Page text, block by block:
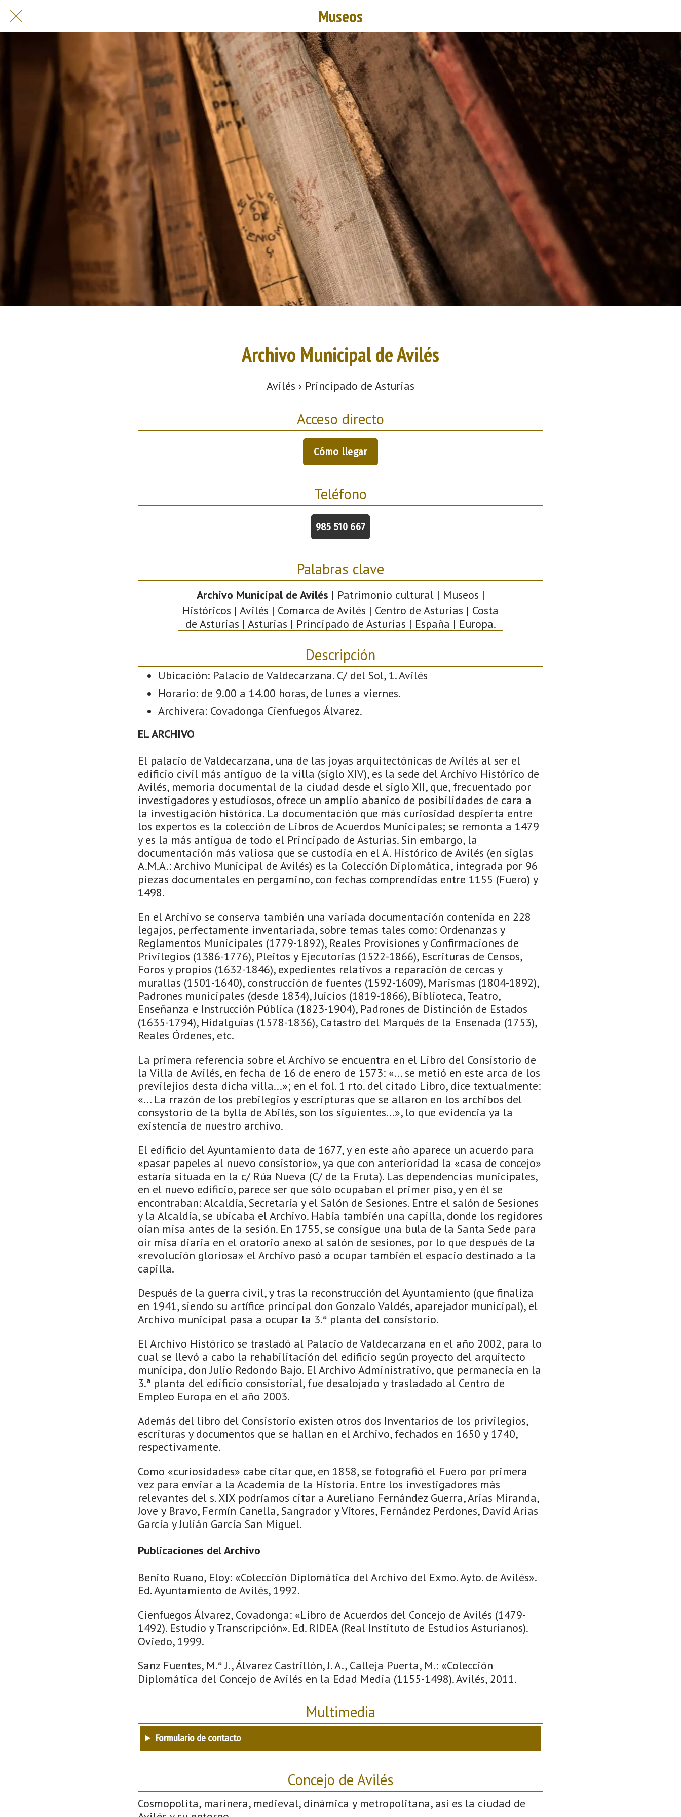
Museos
Archivo Municipal de Avilés
Avilés › Principado de Asturias
Acceso directo
Cómo llegar
Teléfono
985 510 667
Palabras clave
Archivo Municipal de Avilés | Patrimonio cultural | Museos |
Históricos | Avilés | Comarca de Avilés | Centro de Asturias | Costa
de Asturias | Asturias | Principado de Asturias | España | Europa.
Descripción
Ubicación: Palacio de Valdecarzana. C/ del Sol, 1. Avilés
Horario: de 9.00 a 14.00 horas, de lunes a viernes.
Archivera: Covadonga Cienfuegos Álvarez.
EL ARCHIVO
El palacio de Valdecarzana, una de las joyas arquitectónicas de Avilés al ser el
edificio civil más antiguo de la villa (siglo XIV), es la sede del Archivo Histórico de
Avilés, memoria documental de la ciudad desde el siglo XII, que, frecuentado por
investigadores y estudiosos, ofrece un amplio abanico de posibilidades de cara a
la investigación histórica. La documentación que más curiosidad despierta entre
los expertos es la colección de Libros de Acuerdos Municipales; se remonta a 1479
y es la más antigua de todo el Principado de Asturias. Sin embargo, la
documentación más valiosa que se custodia en el A. Histórico de Avilés (en siglas
A.M.A.: Archivo Municipal de Avilés) es la Colección Diplomática, integrada por 96
piezas documentales en pergamino, con fechas comprendidas entre 1155 (Fuero) y
1498.
En el Archivo se conserva también una variada documentación contenida en 228
legajos, perfectamente inventariada, sobre temas tales como: Ordenanzas y
Reglamentos Municipales (1779-1892), Reales Provisiones y Confirmaciones de
Privilegios (1386-1776), Pleitos y Ejecutorias (1522-1866), Escrituras de Censos,
Foros y propios (1632-1846), expedientes relativos a reparación de cercas y
murallas (1501-1640), construcción de fuentes (1592-1609), Marismas (1804-1892),
Padrones municipales (desde 1834), Juicios (1819-1866), Biblioteca, Teatro,
Enseñanza e Instrucción Pública (1823-1904), Padrones de Distinción de Estados
(1635-1794), Hidalguías (1578-1836), Catastro del Marqués de la Ensenada (1753),
Reales Órdenes, etc.
La primera referencia sobre el Archivo se encuentra en el Libro del Consistorio de
la Villa de Avilés, en fecha de 16 de enero de 1573: «... se metió en este arca de los
previlejios desta dicha villa...»; en el fol. 1 rto. del citado Libro, dice textualmente:
«... La rrazón de los prebilegios y escripturas que se allaron en los archibos del
consystorio de la bylla de Abilés, son los siguientes...», lo que evidencia ya la
existencia de nuestro archivo.
El edificio del Ayuntamiento data de 1677, y en este año aparece un acuerdo para
«pasar papeles al nuevo consistorio», ya que con anterioridad la «casa de concejo»
estaría situada en la c/ Rúa Nueva (C/ de la Fruta). Las dependencias municipales,
en el nuevo edificio, parece ser que sólo ocupaban el primer piso, y en él se
encontraban: Alcaldía, Secretaría y el Salón de Sesiones. Entre el salón de Sesiones
y la Alcaldía, se ubicaba el Archivo. Había también una capilla, donde los regidores
oían misa antes de la sesión. En 1755, se consigue una bula de la Santa Sede para
oír misa diaria en el oratorio anexo al salón de sesiones, por lo que después de la
«revolución gloriosa» el Archivo pasó a ocupar también el espacio destinado a la
capilla.
Después de la guerra civil, y tras la reconstrucción del Ayuntamiento (que finaliza
en 1941, siendo su artífice principal don Gonzalo Valdés, aparejador municipal), el
Archivo municipal pasa a ocupar la 3.ª planta del consistorio.
El Archivo Histórico se trasladó al Palacio de Valdecarzana en el año 2002, para lo
cual se llevó a cabo la rehabilitación del edificio según proyecto del arquitecto
municipa, don Julio Redondo Bajo. El Archivo Administrativo, que permanecía en la
3.ª planta del edificio consistorial, fue desalojado y trasladado al Centro de
Empleo Europa en el año 2003.
Además del libro del Consistorio existen otros dos Inventarios de los privilegios,
escrituras y documentos que se hallan en el Archivo, fechados en 1650 y 1740,
respectivamente.
Como «curiosidades» cabe citar que, en 1858, se fotografió el Fuero por primera
vez para enviar a la Academia de la Historia. Entre los investigadores más
relevantes del s. XIX podríamos citar a Aureliano Fernández Guerra, Arias Miranda,
Jove y Bravo, Fermín Canella, Sangrador y Vítores, Fernández Perdones, David Arias
García y Julián García San Miguel.
Publicaciones del Archivo
Benito Ruano, Eloy: «Colección Diplomática del Archivo del Exmo. Ayto. de Avilés».
Ed. Ayuntamiento de Avilés, 1992.
Cienfuegos Álvarez, Covadonga: «Libro de Acuerdos del Concejo de Avilés (1479-
1492). Estudio y Transcripción». Ed. RIDEA (Real Instituto de Estudios Asturianos).
Oviedo, 1999.
Sanz Fuentes, M.ª J., Álvarez Castrillón, J. A., Calleja Puerta, M.: «Colección
Diplomática del Concejo de Avilés en la Edad Media (1155-1498). Avilés, 2011.
Multimedia
Formulario de contacto
Concejo de Avilés
Cosmopolita, marinera, medieval, dinámica y metropolitana, así es la ciudad de